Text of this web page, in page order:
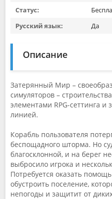
Статус:
Русский язык:
Да
Описание
Затерянный Мир –
симуляторов –
элементами RPG-сеттинга
линией.
Корабль пользователя
беспощадного шторма. Но
благосклонной, и на берег
выбросило игрока и
Потребуется оказать
обустроить поселение,
непогоды и защитит от